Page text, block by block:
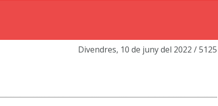
Divendres, 10 de juny del 2022 / 5125